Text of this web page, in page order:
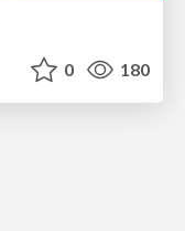
0 180